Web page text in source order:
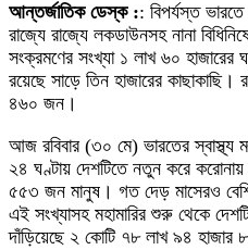
আন্তর্জাতিক ডেস্ক :: বিপর্যস্ত
রাজ্যে রাজ্যে লকডাউনসহ নানা
সংক্রমণের সংখ্যা ১ লাখ ৬০
রয়েছে সাড়ে তিন হাজারের কাছাকাছি।
৪৬০ জন।
আজ রবিবার (৩০ মে) ভারতের স্বাস্থ্য
২৪ ঘণ্টায় দেশটিতে নতুন করে
৫৫৩ জন মানুষ। গত দেড় মাসেরও
এই সংখ্যাসহ মহামারির শুরু থেকে
দাঁড়িয়েছে ২ কোটি ৭৮ লাখ ৯৪ হাজার